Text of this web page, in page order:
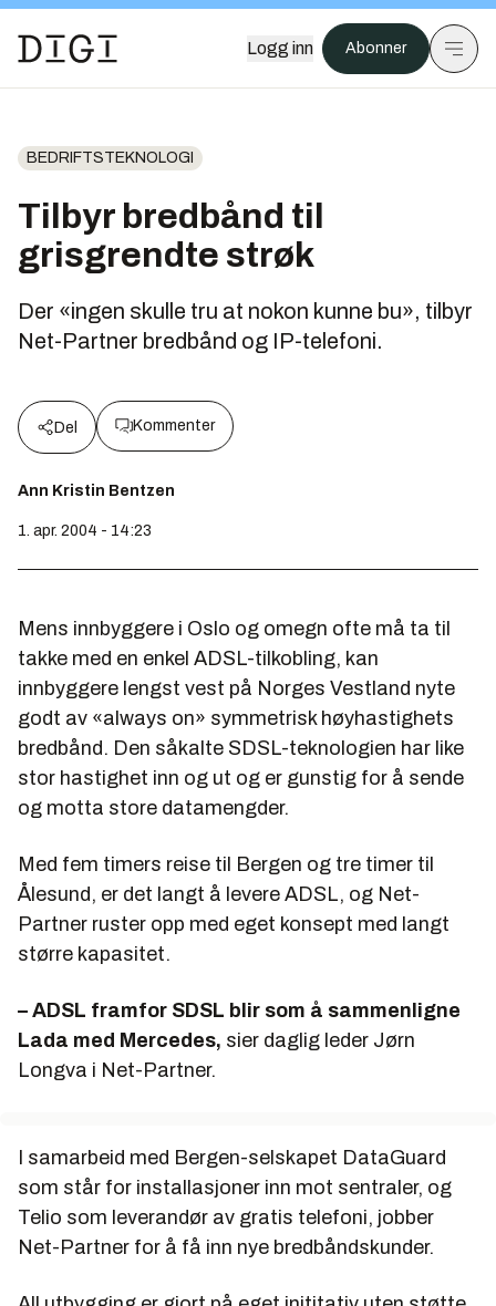
Logg inn Abonner
BEDRIFTSTEKNOLOGI
Tilbyr bredbånd til
grisgrendte strøk
Der «ingen skulle tru at nokon kunne bu», tilbyr
Net-Partner bredbånd og IP-telefoni.
Del Kommenter
Ann Kristin Bentzen
1. apr. 2004 - 14:23
Mens innbyggere i Oslo og omegn ofte må ta til
takke med en enkel ADSL-tilkobling, kan
innbyggere lengst vest på Norges Vestland nyte
godt av «always on» symmetrisk høyhastighets
bredbånd. Den såkalte SDSL-teknologien har like
stor hastighet inn og ut og er gunstig for å sende
og motta store datamengder.
Med fem timers reise til Bergen og tre timer til
Ålesund, er det langt å levere ADSL, og Net-
Partner ruster opp med eget konsept med langt
større kapasitet.
– ADSL framfor SDSL blir som å sammenligne
Lada med Mercedes, sier daglig leder Jørn
Longva i Net-Partner.
I samarbeid med Bergen-selskapet DataGuard
som står for installasjoner inn mot sentraler, og
Telio som leverandør av gratis telefoni, jobber
Net-Partner for å få inn nye bredbåndskunder.